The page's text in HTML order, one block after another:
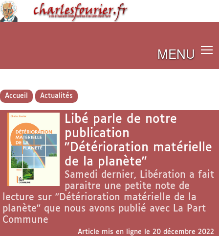
MENU
Accueil Actualités
Libé parle de notre
publication
"Détérioration matérielle
de la planète"
Samedi dernier, Libération a fait
paraitre une petite note de
lecture sur "Détérioration matérielle de la
planète" que nous avons publié avec La Part
Commune
Article mis en ligne le 20 décembre 2022